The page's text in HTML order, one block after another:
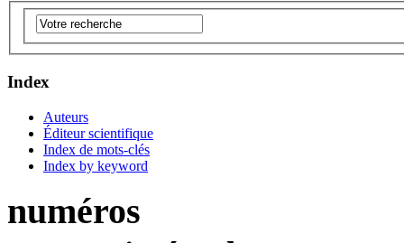
Index
Auteurs
Éditeur scientifique
Index de mots-clés
Index by keyword
numéros